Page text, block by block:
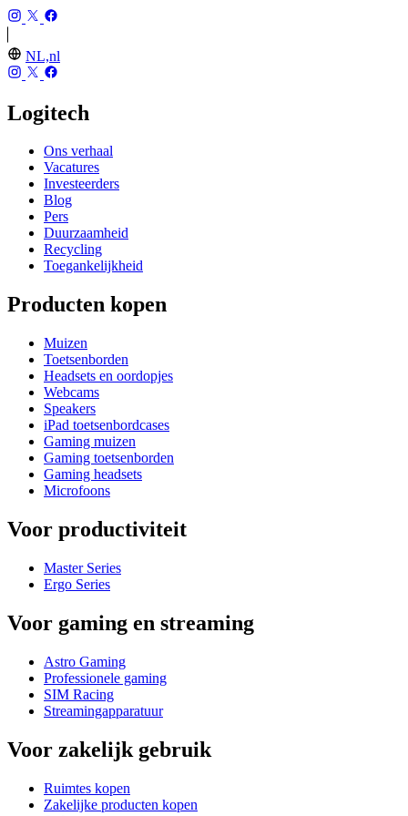
NL,nl
Logitech
Ons verhaal
Vacatures
Investeerders
Blog
Pers
Duurzaamheid
Recycling
Toegankelijkheid
Producten kopen
Muizen
Toetsenborden
Headsets en oordopjes
Webcams
Speakers
iPad toetsenbordcases
Gaming muizen
Gaming toetsenborden
Gaming headsets
Microfoons
Voor productiviteit
Master Series
Ergo Series
Voor gaming en streaming
Astro Gaming
Professionele gaming
SIM Racing
Streamingapparatuur
Voor zakelijk gebruik
Ruimtes kopen
Zakelijke producten kopen